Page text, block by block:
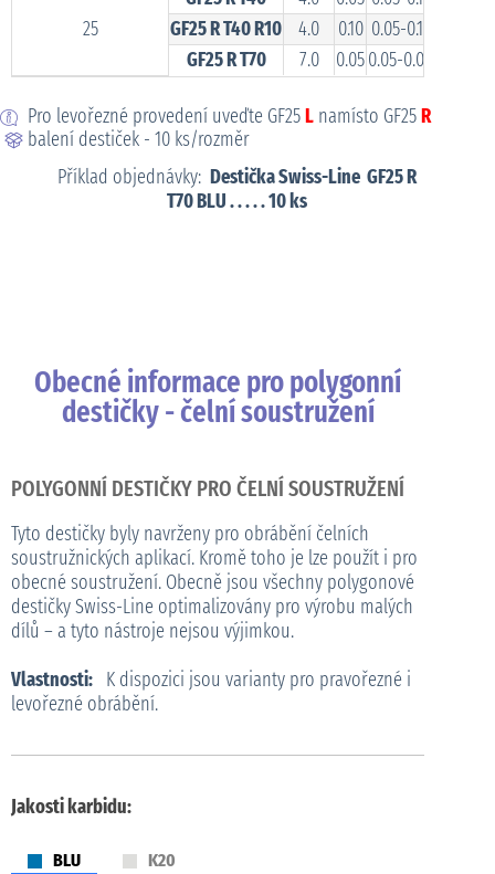
25
GF25 R T40 R10
4.0 0.10 0.05-0.12
GF25 R T70
7.0 0.050.05-0.08
Pro levořezné provedení uveďte GF25L namísto GF25R
balení destiček - 10 ks/rozměr
Příklad objednávky:Destička Swiss-Line GF25 R
T70 BLU . . . . . 10 ks
Obecné informace pro polygonní
destičky - čelní soustružení
POLYGONNÍ DESTIČKY PRO ČELNÍ SOUSTRUŽENÍ
Tyto destičky byly navrženy pro obrábění čelních
soustružnických aplikací. Kromě toho je lze použít i pro
obecné soustružení. Obecně jsou všechny polygonové
destičky Swiss-Line optimalizovány pro výrobu malých
dílů – a tyto nástroje nejsou výjimkou.
Vlastnosti: K dispozici jsou varianty pro pravořezné i
levořezné obrábění.
Jakosti karbidu:
BLU K20